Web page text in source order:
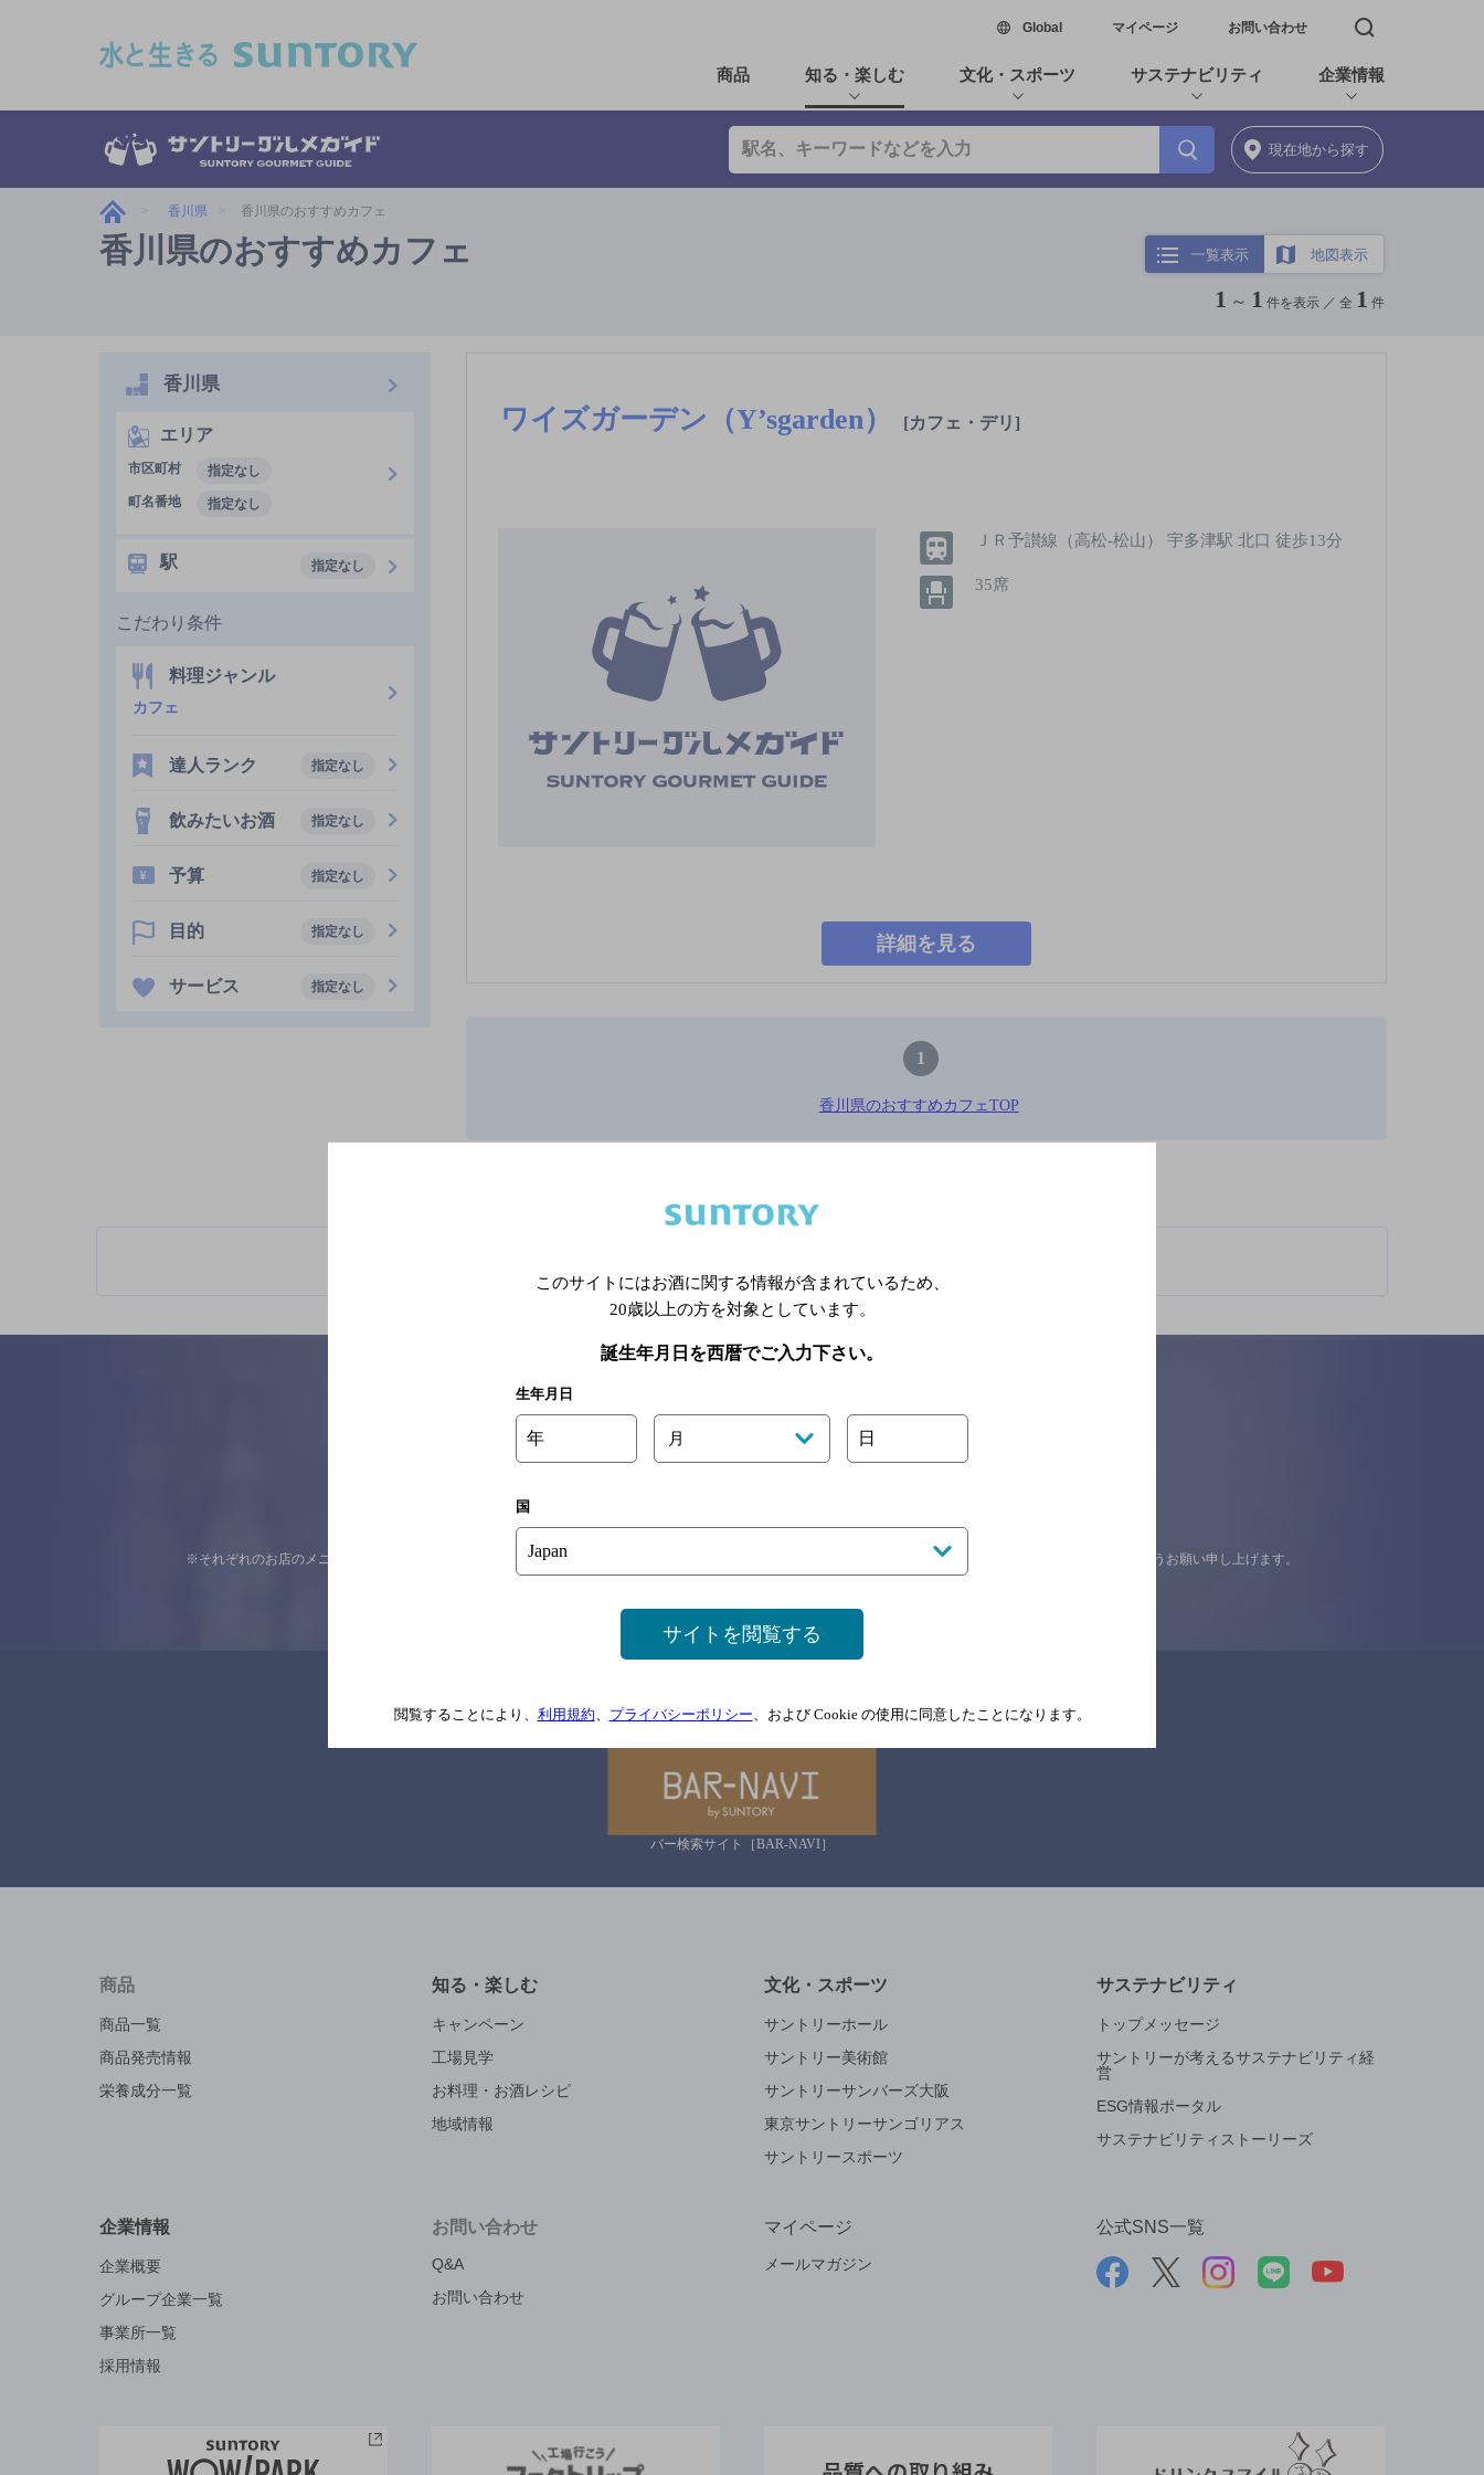
Global新しいウィンドウで開く
マイページ お問い合わせ 検索窓を開く
商品 知る・楽しむ 文化・スポーツ サステナビリティ 企業情報
現在地から探す
香川県 香川県のおすすめカフェ
香川県のおすすめカフェ 一覧表示 地図表示
1 ～ 1 件を表示 ／ 全 1 件
ワイズガーデン（Y’sgarden） [カフェ・デリ]
ＪＲ予讃線（高松-松山） 宇多津駅 北口 徒歩13分
35席
詳細を見る
1
香川県のおすすめカフェTOP
香川県
エリア
市区町村
指定なし
町名番地
指定なし
駅 指定なし
こだわり条件
料理ジャンル
カフェ
達人ランク 指定なし
飲みたいお酒 指定なし
予算 指定なし
目的 指定なし
サービス 指定なし
※それぞれのお店のメニューや営業時間などの掲載情報については、 念のためお店にご確認の上ご来店くださいますようお願い申し上げます。
情報提供：ぐるなび
バー検索サイト［BAR-NAVI］
商品
商品一覧
商品発売情報
栄養成分一覧
知る・楽しむ
キャンペーン
工場見学
お料理・お酒レシピ
地域情報
文化・スポーツ
サントリーホール
サントリー美術館
サントリーサンバーズ大阪
東京サントリーサンゴリアス
サントリースポーツ
サステナビリティ
トップメッセージ
サントリーが考えるサステナビリティ経
営
ESG情報ポータル
サステナビリティストーリーズ
企業情報
企業概要
グループ企業一覧
事業所一覧
採用情報
お問い合わせ
Q&A
お問い合わせ
マイページ
メールマガジン
公式SNS一覧
このサイトにはお酒に関する情報が含まれているため、
20歳以上の方を対象としています。
誕生年月日を西暦でご入力下さい。
生年月日
年 月 日
国
サイトを閲覧する
閲覧することにより、 利用規約、 プライバシーポリシー、および Cookie の使用に同意したことになります。